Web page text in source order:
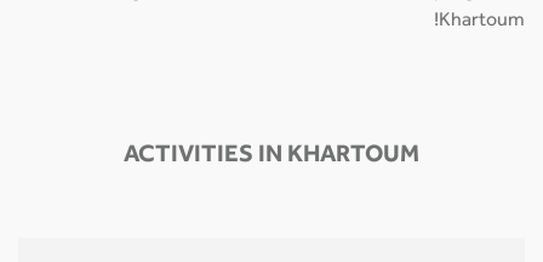
Khartoum!
ACTIVITIES IN KHARTOUM